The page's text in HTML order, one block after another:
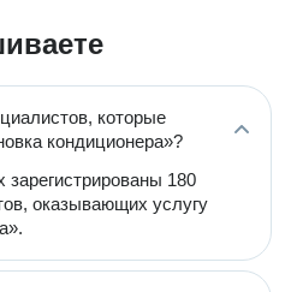
которые
кондиционера»?
180
оказывающих услугу